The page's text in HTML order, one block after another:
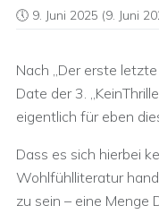
9. Juni 2025 (9. Juni
Nach „Der erste
Date der 3.
eigentlich für eben
Dass es sich hierbei
Wohlfühlliteratur
zu sein – eine Menge